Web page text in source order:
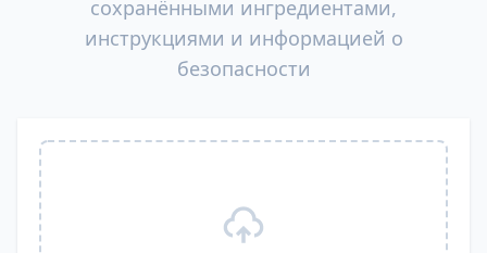
сохранёнными ингредиентами,
инструкциями и информацией о
безопасности